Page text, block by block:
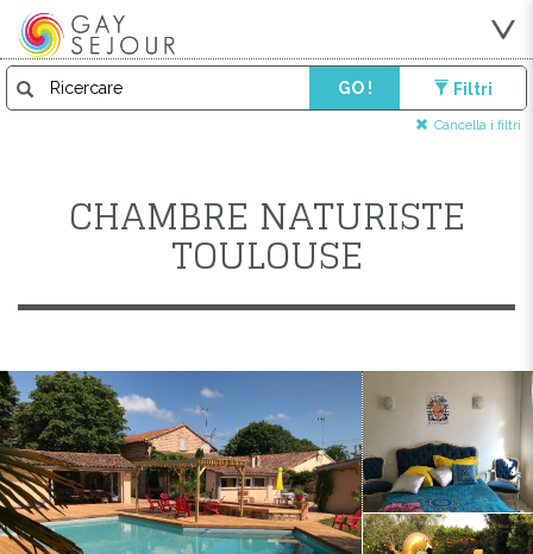
GO ! Filtri
Cancella i filtri
CHAMBRE NATURISTE
TOULOUSE